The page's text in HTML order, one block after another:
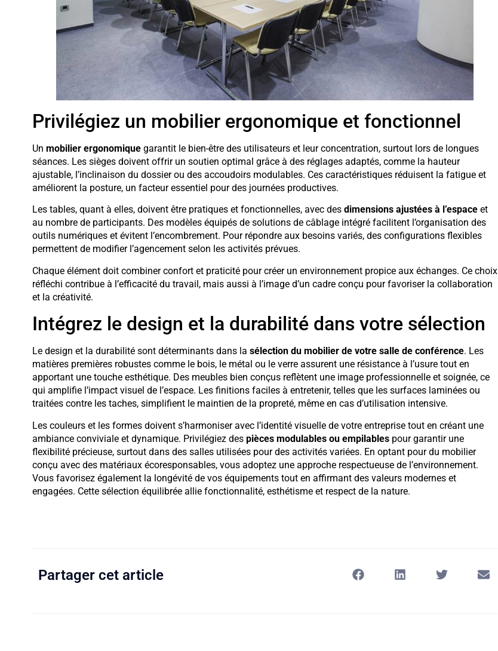
Privilégiez un mobilier ergonomique et fonctionnel
Un mobilier ergonomiquegarantit le bien-être des utilisateurs et leur concentration, surtout lors de longues
séances. Les sièges doivent offrir un soutien optimal grâce à des réglages adaptés, comme la hauteur
ajustable, l’inclinaison du dossier ou des accoudoirs modulables. Ces caractéristiques réduisent la fatigue et
améliorent la posture, un facteur essentiel pour des journées productives.
Les tables, quant à elles, doivent être pratiques et fonctionnelles, avec des dimensions ajustées à l’espaceet
au nombre de participants. Des modèles équipés de solutions de câblage intégré facilitent l’organisation des
outils numériques et évitent l’encombrement. Pour répondre aux besoins variés, des configurations flexibles
permettent de modifier l’agencement selon les activités prévues.
Chaque élément doit combiner confort et praticité pour créer un environnement propice aux échanges. Ce choix
réfléchi contribue à l’efficacité du travail, mais aussi à l’image d’un cadre conçu pour favoriser la collaboration
et la créativité.
Intégrez le design et la durabilité dans votre sélection
Le design et la durabilité sont déterminants dans la sélection du mobilier de votre salle de conférence. Les
matières premières robustes comme le bois, le métal ou le verre assurent une résistance à l’usure tout en
apportant une touche esthétique. Des meubles bien conçus reflètent une image professionnelle et soignée, ce
qui amplifie l’impact visuel de l’espace. Les finitions faciles à entretenir, telles que les surfaces laminées ou
traitées contre les taches, simplifient le maintien de la propreté, même en cas d’utilisation intensive.
Les couleurs et les formes doivent s’harmoniser avec l’identité visuelle de votre entreprise tout en créant une
ambiance conviviale et dynamique. Privilégiez des pièces modulables ou empilablespour garantir une
flexibilité précieuse, surtout dans des salles utilisées pour des activités variées. En optant pour du mobilier
conçu avec des matériaux écoresponsables, vous adoptez une approche respectueuse de l’environnement.
Vous favorisez également la longévité de vos équipements tout en affirmant des valeurs modernes et
engagées. Cette sélection équilibrée allie fonctionnalité, esthétisme et respect de la nature.
Partager cet article